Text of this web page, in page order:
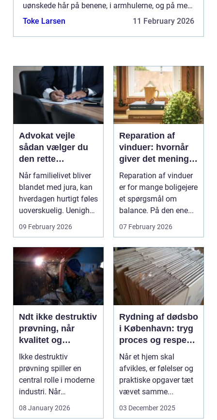
uønskede hår på benene, i armhulerne, og på mere
eksotiske steder. Mange kvinder bruger timer på
Toke Larsen 11 February 2026
Advokat vejle
sådan vælger du
den rette
familieretsadvokat
Når familielivet bliver
blandet med jura, kan
hverdagen hurtigt føles
uoverskuelig. Uenighed
om børn...
09 February 2026
Reparation af
vinduer: hvornår
giver det mening,
og hvad skal du
vælge?
Reparation af vinduer
er for mange boligejere
et spørgsmål om
balance. På den ene...
07 February 2026
Ndt ikke destruktiv
prøvning, når
kvalitet og
sikkerhed er
afgørende
Ikke destruktiv
prøvning spiller en
central rolle i moderne
industri. Når
trykbærende u...
08 January 2026
Rydning af dødsbo
i København: tryg
proces og respekt
for boet
Når et hjem skal
afvikles, er følelser og
praktiske opgaver tæt
vævet samme...
03 December 2025